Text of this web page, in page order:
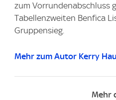
zum Vorrundenabschluss
Tabellenzweiten Benfica
Gruppensieg.
Mehr zum Autor Kerry Hau
Mehr